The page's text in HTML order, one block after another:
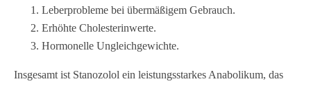
Leberprobleme bei übermäßigem Gebrauch.
Erhöhte Cholesterinwerte.
Hormonelle Ungleichgewichte.
Insgesamt ist Stanozolol ein leistungsstarkes Anabolikum, das